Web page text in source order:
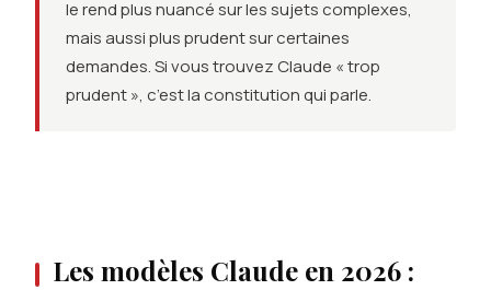
le rend plus nuancé sur les sujets complexes,
mais aussi plus prudent sur certaines
demandes. Si vous trouvez Claude « trop
prudent », c’est la constitution qui parle.
Les modèles Claude en 2026 :